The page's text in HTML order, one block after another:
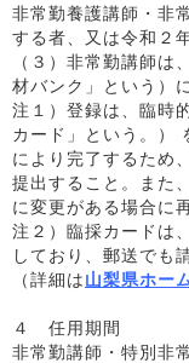
非常勤養護講師・非
する者、又は令和２
（３）非常勤講師は
材バンク」という）
注１）登録は、臨時
カード」という。）
により完了するため
提出すること。また
に変更がある場合に
注２）臨採カードは
しており、郵送でも
（詳細は山梨県ホー
４ 任用期間
非常勤講師・特別非